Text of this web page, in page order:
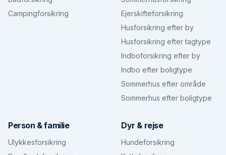
Campingforsikring
Ejerskifteforsikring
Husforsikring efter by
Husforsikring efter tagtype
Indboforsikring efter by
Indbo efter boligtype
Sommerhus efter område
Sommerhus efter boligtype
Person & familie
Ulykkesforsikring
Dyr & rejse
Hundeforsikring